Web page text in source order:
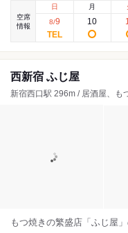
空席
情報
日
8/9
月
10
西新宿 ふじ屋
新宿西口駅 296m / 居酒屋、も
もつ焼きの繁盛店「ふじ屋